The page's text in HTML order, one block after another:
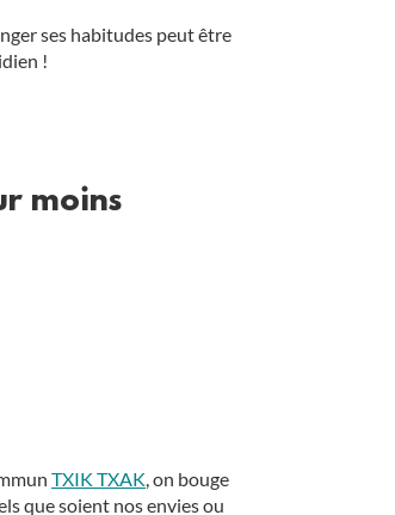
ses habitudes peut être
!
moins
TXIK TXAK, on bouge
que soient nos envies ou